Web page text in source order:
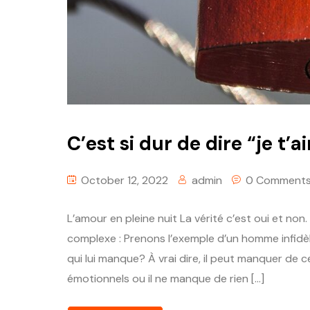
C’est si dur de dire “je
October 12, 2022 admin 0 Comments
L’amour en pleine nuit La vérité c’est oui et
complexe : Prenons l’exemple d’un homme
qui lui manque? À vrai dire, il peut manquer de
émotionnels ou il ne manque de rien […]